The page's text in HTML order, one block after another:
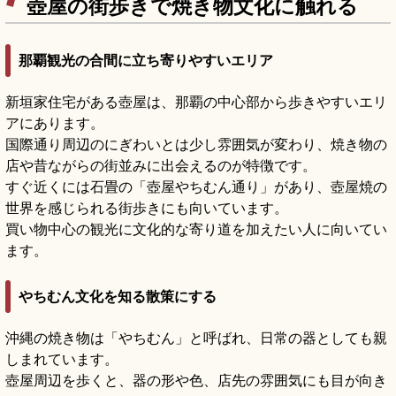
壺屋の街歩きで焼き物文化に触れる
那覇観光の合間に立ち寄りやすいエリア
新垣家住宅がある壺屋は、那覇の中心部から歩きやすいエリ
アにあります。
国際通り周辺のにぎわいとは少し雰囲気が変わり、焼き物の
店や昔ながらの街並みに出会えるのが特徴です。
すぐ近くには石畳の「壺屋やちむん通り」があり、壺屋焼の
世界を感じられる街歩きにも向いています。
買い物中心の観光に文化的な寄り道を加えたい人に向いてい
ます。
やちむん文化を知る散策にする
沖縄の焼き物は「やちむん」と呼ばれ、日常の器としても親
しまれています。
壺屋周辺を歩くと、器の形や色、店先の雰囲気にも目が向き